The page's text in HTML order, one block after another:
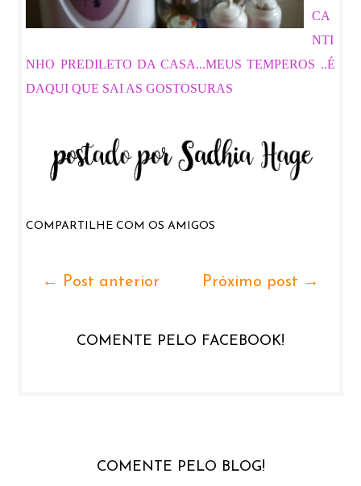
CA
NTI
NHO PREDILETO DA CASA...MEUS TEMPEROS ..É
DAQUI QUE SAI AS GOSTOSURAS
COMPARTILHE COM OS AMIGOS
Próximo post →
← Post anterior
COMENTE PELO FACEBOOK!
COMENTE PELO BLOG!